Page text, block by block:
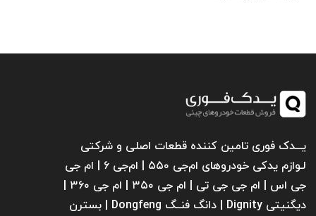
یـــدک فوری تامین کننده قطعات اصلی و شرکتی
لـوازم یدکی خودروهای ام‌جی ۵۵۰ | ام‌جی ۶ | ام جی
جی اس | ام جی جی تی | ام‌ جی ۳۵۰ | ام جی ۳۶۰ |
دیگنیتی Dignity | دانگ فنــگ Dongfeng | بسترن